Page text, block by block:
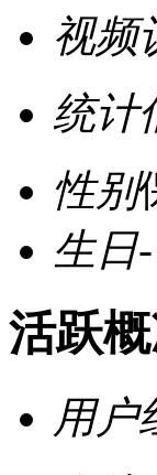
视频
统计
性别
生日-
活跃
用户